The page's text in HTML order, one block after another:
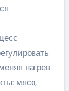
нагрев
мясо,